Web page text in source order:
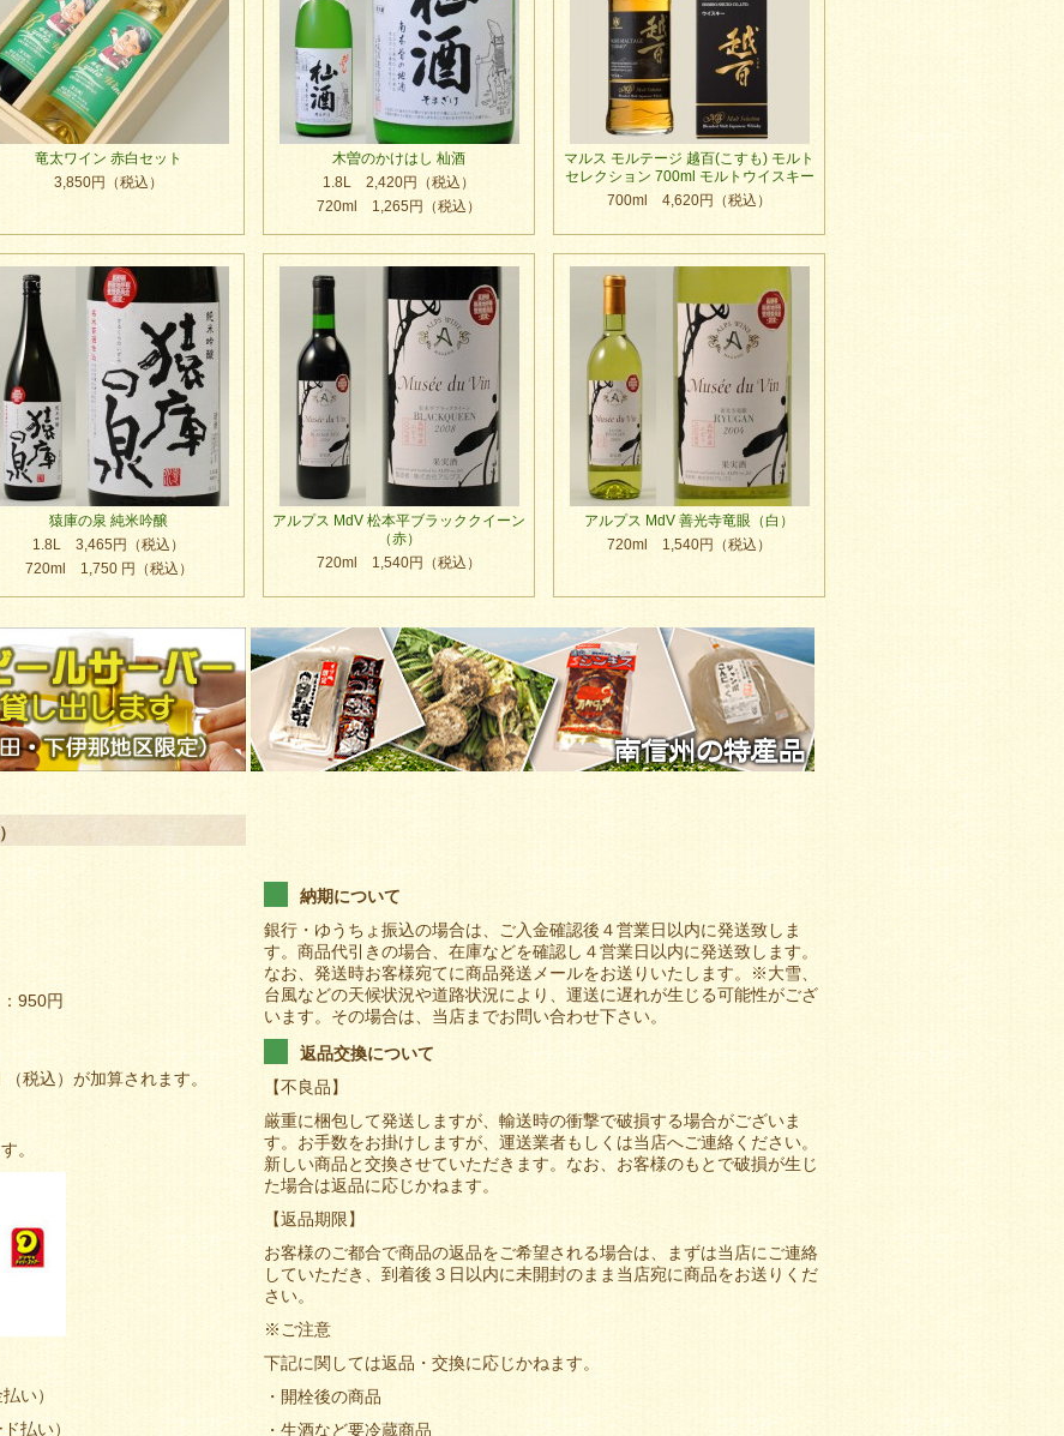
竜太ワイン 赤白セット
3,850円（税込）
木曽のかけはし 杣酒
1.8L 2,420円（税込）
720ml 1,265円（税込）
マルス モルテージ 越百(こすも) モルト
セレクション 700ml モルトウイスキー
700ml 4,620円（税込）
猿庫の泉 純米吟醸
1.8L 3,465円（税込）
720ml 1,750 円（税込）
アルプス MdV 松本平ブラッククイーン
（赤）
720ml 1,540円（税込）
アルプス MdV 善光寺竜眼（白）
720ml 1,540円（税込）
950円
税込）が加算されます。
。
い）
払い）
納期について
銀行・ゆうちょ振込の場合は、ご入金確認後４営業日以内に発送致しま
す。商品代引きの場合、在庫などを確認し４営業日以内に発送致します。
なお、発送時お客様宛てに商品発送メールをお送りいたします。※大雪、
台風などの天候状況や道路状況により、運送に遅れが生じる可能性がござ
います。その場合は、当店までお問い合わせ下さい。
返品交換について
【不良品】
厳重に梱包して発送しますが、輸送時の衝撃で破損する場合がございま
す。お手数をお掛けしますが、運送業者もしくは当店へご連絡ください。
新しい商品と交換させていただきます。なお、お客様のもとで破損が生じ
た場合は返品に応じかねます。
【返品期限】
お客様のご都合で商品の返品をご希望される場合は、まずは当店にご連絡
していただき、到着後３日以内に未開封のまま当店宛に商品をお送りくだ
さい。
※ご注意
下記に関しては返品・交換に応じかねます。
・開栓後の商品
・生酒など要冷蔵商品